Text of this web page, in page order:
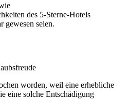
des 5-Sterne-Hotels
gewesen seien.
worden, weil eine erhebliche
eine solche Entschädigung